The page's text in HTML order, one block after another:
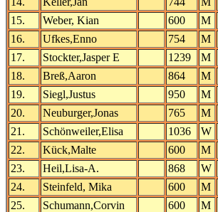
15.
Weber, Kian 600 M
16.
Ufkes,Enno 754 M
17.
Stockter,Jasper E 1239 M
18.
Breß,Aaron 864 M
19.
Siegl,Justus 950 M
20.
Neuburger,Jonas 765 M
21.
Schönweiler,Elisa 1036 W
22.
Kück,Malte 600 M
23.
Heil,Lisa-A. 868 W
24.
Steinfeld, Mika 600 M
25.
Schumann,Corvin 600 M